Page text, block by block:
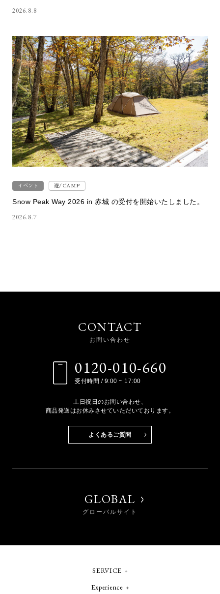
2026.8.8
イベント 遊/CAMP
Snow Peak Way 2026 in 赤城 の受付を開始いたしました。
2026.8.7
CONTACT
お問い合わせ
0120-010-660
受付時間 / 9:00 ~ 17:00
土日祝日のお問い合わせ、
商品発送はお休みさせていただいております。
よくあるご質問
GLOBAL
グローバルサイト
SERVICE
Experience